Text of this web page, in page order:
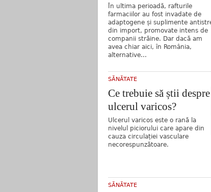
În ultima perioadă, rafturile
farmaciilor au fost invadate de
adaptogene și suplimente
din import, promovate intens de
companii străine. Dar dacă am
avea chiar aici, în România,
alternative...
SĂNĂTATE
Ce trebuie să știi despre
ulcerul varicos?
Ulcerul varicos este o rană la
nivelul piciorului care apare din
cauza circulației vasculare
necorespunzătoare.
SĂNĂTATE